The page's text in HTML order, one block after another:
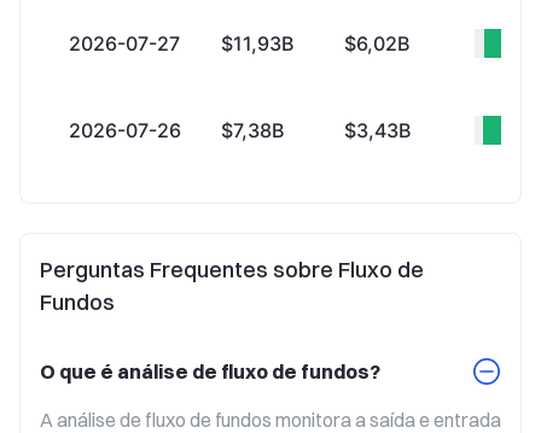
2026-07-27 $11,93B $6,02B
2026-07-26 $7,38B $3,43B
Perguntas Frequentes sobre Fluxo de
Fundos
O que é análise de fluxo de fundos?
A análise de fluxo de fundos monitora a saída e entrada